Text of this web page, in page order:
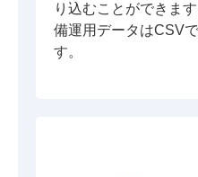
り込むことができま
備運用データはCSV
す。